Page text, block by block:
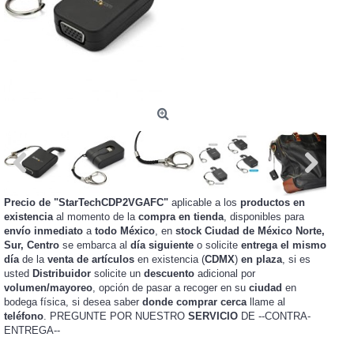
Precio de "StarTechCDP2VGAFC" aplicable a los productos en
existencia al momento de la compra en tienda , disponibles para
envío inmediato a todo México , en stock Ciudad de México Norte,
Sur, Centro se embarca al día siguiente o solicite entrega el mismo
día de la venta de artículos en existencia (CDMX) en plaza , si es
usted Distribuidor solicite un descuento adicional por
volumen/mayoreo , opción de pasar a recoger en su ciudad en
bodega física, si desea saber donde comprar cerca llame al
teléfono . PREGUNTE POR NUESTRO SERVICIO DE --CONTRA-
ENTREGA--